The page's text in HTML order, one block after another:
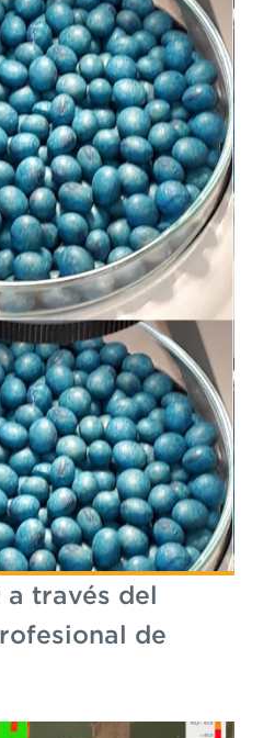
través del
de